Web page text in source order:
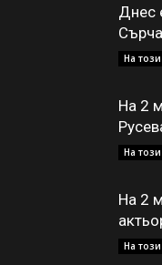
Днес
На
На 2
На
На 2
На